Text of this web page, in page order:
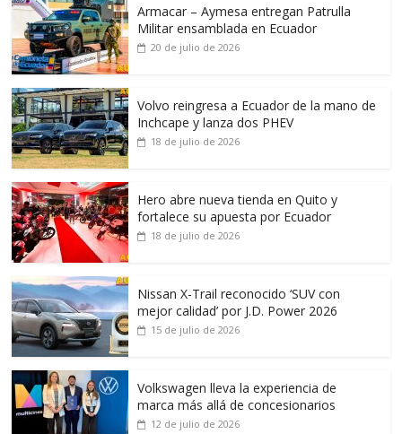
Armacar – Aymesa entregan Patrulla
Militar ensamblada en Ecuador
20 de julio de 2026
Volvo reingresa a Ecuador de la mano de
Inchcape y lanza dos PHEV
18 de julio de 2026
Hero abre nueva tienda en Quito y
fortalece su apuesta por Ecuador
18 de julio de 2026
Nissan X-Trail reconocido ‘SUV con
mejor calidad’ por J.D. Power 2026
15 de julio de 2026
Volkswagen lleva la experiencia de
marca más allá de concesionarios
12 de julio de 2026